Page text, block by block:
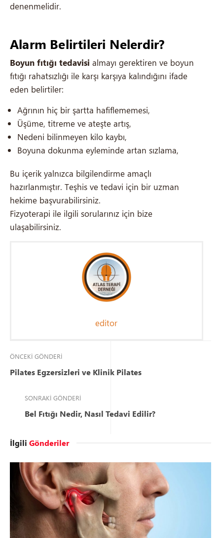
denenmelidir.
Alarm Belirtileri Nelerdir?
Boyun fıtığı tedavisi almayı gerektiren ve boyun
fıtığı rahatsızlığı ile karşı karşıya kalındığını ifade
eden belirtiler:
Ağrının hiç bir şartta hafiflememesi,
Üşüme, titreme ve ateşte artış,
Nedeni bilinmeyen kilo kaybı,
Boyuna dokunma eyleminde artan sızlama,
Bu içerik yalnızca bilgilendirme amaçlı
hazırlanmıştır. Teşhis ve tedavi için bir uzman
hekime başvurabilirsiniz.
Fizyoterapi ile ilgili sorularınız için bize
ulaşabilirsiniz.
editor
ÖNCEKI GÖNDERI
Pilates Egzersizleri ve Klinik Pilates
SONRAKI GÖNDERI
Bel Fıtığı Nedir, Nasıl Tedavi Edilir?
İlgili Gönderiler